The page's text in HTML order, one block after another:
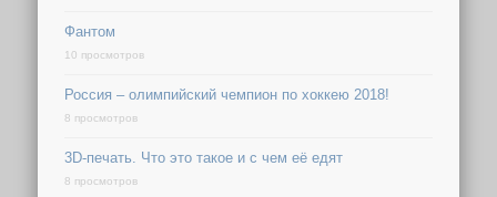
Фантом
10 просмотров
Россия – олимпийский чемпион по хоккею 2018!
8 просмотров
3D-печать. Что это такое и с чем её едят
8 просмотров